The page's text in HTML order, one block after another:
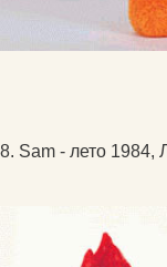
8. Sam - лето 1984,